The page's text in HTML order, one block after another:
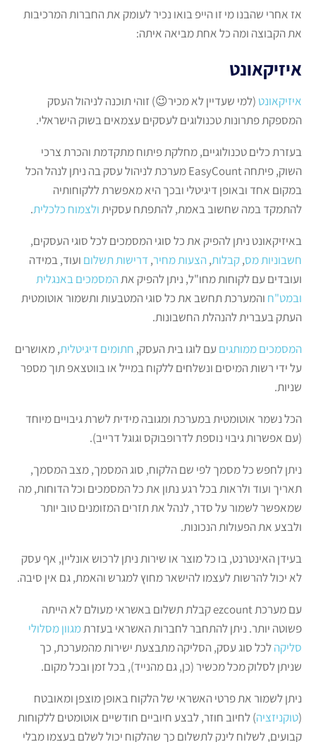
אז אחרי שהבנו מי זו הייפ בואו נכיר לעומק את החברות המרכיבות
את הקבוצה ומה כל אחת מביאה איתה:
איזיקאונט
איזיקאונט (למי שעדיין לא מכיר😉) זוהי תוכנה לניהול העסק
המספקת פתרונות טכנולוגים לעסקים עצמאים בשוק הישראלי.
בעזרת כלים טכנולוגיים, מחלקת פיתוח מתקדמת והכרת צרכי
השוק, פיתחה EasyCount מערכת לניהול עסק בה ניתן לנהל הכל
במקום אחד ובאופן דיגיטלי ובכך היא מאפשרת ללקוחותיה
להתמקד במה שחשוב באמת, להתפתח עסקיתולצמוח כלכלית.
באיזיקאונט ניתן להפיק את כל סוגי המסמכים לכל סוגי העסקים,
חשבוניות מס,קבלות,הצעות מחיר, דרישות תשלום ועוד, במידה
ועובדים עם לקוחות מחו"ל, ניתן להפיק אתהמסמכים באנגלית
ובמט"ח והמערכת תחשב את כל סוגי המטבעות ותשמור אוטומטית
העתק בעברית להנהלת החשבונות.
המסמכים ממותגים עם לוגו בית העסק, חתומים דיגיטלית, מאושרים
על ידי רשות המיסים ונשלחים ללקוח במייל או בווטצאפ תוך מספר
שניות.
הכל נשמר אוטומטית במערכת ומגובה מידית לשרת גיבויים מיוחד
(עם אפשרות גיבוי נוספת לדרופבוקס וגוגל דרייב).
ניתן לחפש כל מסמך לפי שם הלקוח, סוג המסמך, מצב המסמך,
תאריך ועוד ולראות בכל רגע נתון את כל המסמכים וכל הדוחות, מה
שמאפשר לשמור על סדר, לנהל את תזרים המזומנים טוב יותר
ולבצע את הפעולות הנכונות.
בעידן האינטרנט, בו כל מוצר או שירות ניתן לרכוש אונליין, אף עסק
לא יכול להרשות לעצמו להישאר מחוץ למגרש והאמת, גם אין סיבה.
עם מערכת ezcount קבלת תשלום באשראי מעולם לא הייתה
פשוטה יותר. ניתן להתחבר לחברות האשראי בעזרתמגוון מסלולי
סליקהלכל סוג עסק, הסליקה מתבצעת ישירות מהמערכת, כך
שניתן לסלוק מכל מכשיר (כן, גם מהנייד), בכל זמן ובכל מקום.
ניתן לשמור את פרטי האשראי של הלקוח באופן מוצפן ומאובטח
(טוקניזציה) לחיוב חוזר, לבצע חיוביים חודשיים אוטומטים ללקוחות
קבועים, לשלוח לינק לתשלום כך שהלקוח יכול לשלם בעצמו מבלי